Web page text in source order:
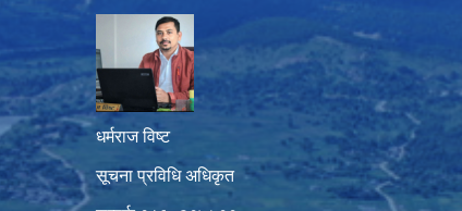
धर्मराज विष्ट
सूचना प्रविधि अधिकृत